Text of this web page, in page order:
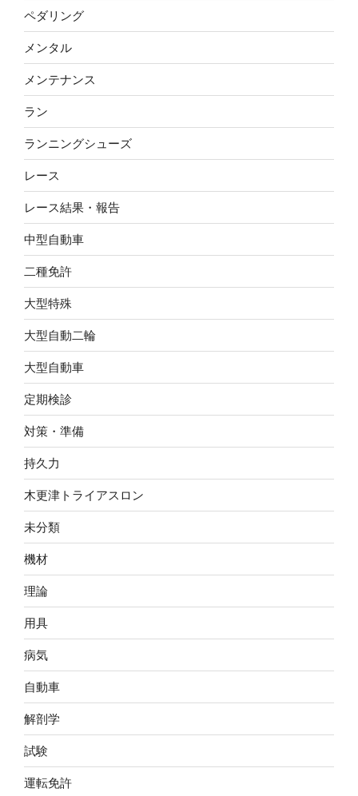
ペダリング
メンタル
メンテナンス
ラン
ランニングシューズ
レース
レース結果・報告
中型自動車
二種免許
大型特殊
大型自動二輪
大型自動車
定期検診
対策・準備
持久力
木更津トライアスロン
未分類
機材
理論
用具
病気
自動車
解剖学
試験
運転免許